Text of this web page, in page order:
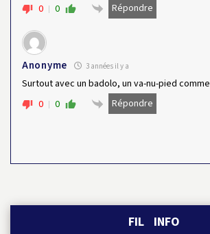
0
0 Répondre
Anonyme 3 années il y a
Surtout avec un badolo, un va-nu-pied comme
0
0 Répondre
FIL INFO